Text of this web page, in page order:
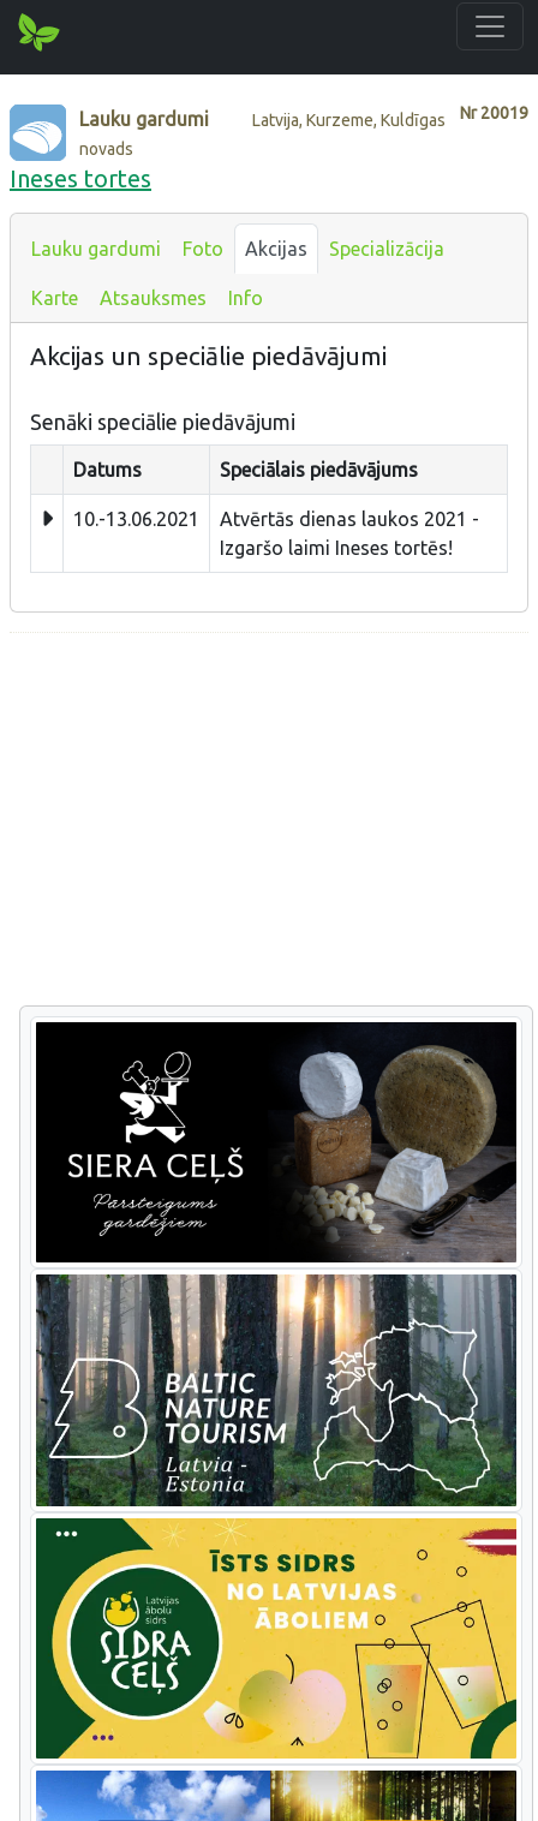
Nr20019
Lauku gardumi
Latvija, Kurzeme, Kuldīgas
novads
Ineses tortes
Lauku gardumi Foto Akcijas Specializācija
Karte Atsauksmes Info
Akcijas un speciālie piedāvājumi
Senāki speciālie piedāvājumi
Datums Speciālais piedāvājums
10.-13.06.2021
Atvērtās dienas laukos 2021 -
Izgaršo laimi Ineses tortēs!